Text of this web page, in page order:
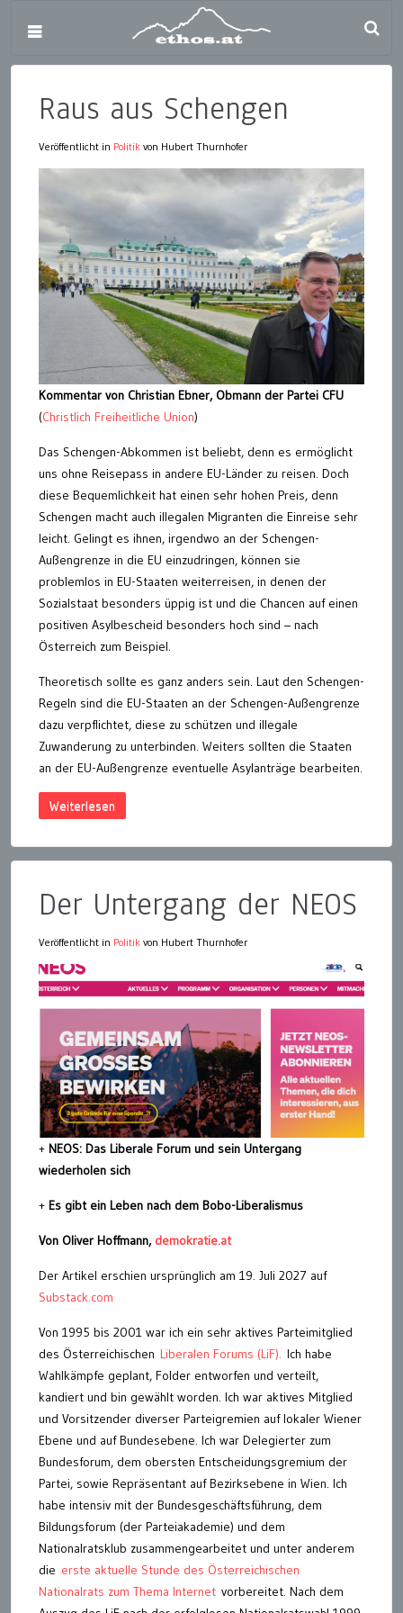
Raus aus Schengen
Veröffentlicht in Politik von Hubert Thurnhofer
Kommentar von Christian Ebner, Obmann der Partei CFU
(Christlich Freiheitliche Union)
Das Schengen-Abkommen ist beliebt, denn es ermöglicht
uns ohne Reisepass in andere EU-Länder zu reisen. Doch
diese Bequemlichkeit hat einen sehr hohen Preis, denn
Schengen macht auch illegalen Migranten die Einreise sehr
leicht. Gelingt es ihnen, irgendwo an der Schengen-
Außengrenze in die EU einzudringen, können sie
problemlos in EU-Staaten weiterreisen, in denen der
Sozialstaat besonders üppig ist und die Chancen auf einen
positiven Asylbescheid besonders hoch sind – nach
Österreich zum Beispiel.
Theoretisch sollte es ganz anders sein. Laut den Schengen-
Regeln sind die EU-Staaten an der Schengen-Außengrenze
dazu verpflichtet, diese zu schützen und illegale
Zuwanderung zu unterbinden. Weiters sollten die Staaten
an der EU-Außengrenze eventuelle Asylanträge bearbeiten.
Weiterlesen
Der Untergang der NEOS
Veröffentlicht in Politik von Hubert Thurnhofer
+ NEOS: Das Liberale Forum und sein Untergang
wiederholen sich
+ Es gibt ein Leben nach dem Bobo-Liberalismus
Von Oliver Hoffmann, demokratie.at
Der Artikel erschien ursprünglich am 19. Juli 2027 auf
Substack.com
Von 1995 bis 2001 war ich ein sehr aktives Parteimitglied
des Österreichischen Liberalen Forums (LiF). Ich habe
Wahlkämpfe geplant, Folder entworfen und verteilt,
kandiert und bin gewählt worden. Ich war aktives Mitglied
und Vorsitzender diverser Parteigremien auf lokaler Wiener
Ebene und auf Bundesebene. Ich war Delegierter zum
Bundesforum, dem obersten Entscheidungsgremium der
Partei, sowie Repräsentant auf Bezirksebene in Wien. Ich
habe intensiv mit der Bundesgeschäftsführung, dem
Bildungsforum (der Parteiakademie) und dem
Nationalratsklub zusammengearbeitet und unter anderem
die erste aktuelle Stunde des Österreichischen
Nationalrats zum Thema Internet vorbereitet. Nach dem